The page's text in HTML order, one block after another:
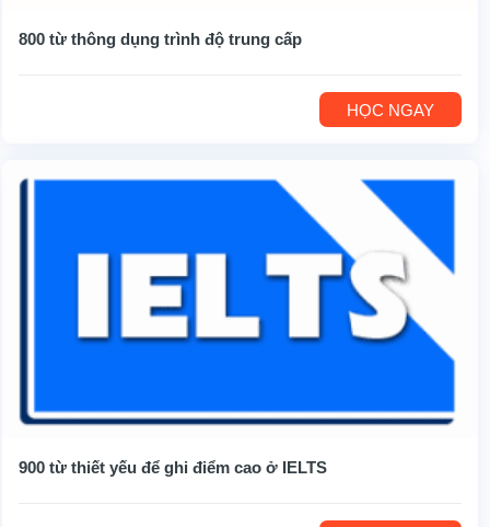
800 từ thông dụng trình độ trung cấp
HỌC NGAY
900 từ thiết yếu để ghi điểm cao ở IELTS